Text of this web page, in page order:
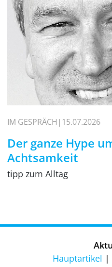
IM GESPRÄCH 15.07.2026
Der ganze Hype
Achtsamkeit
tipp zum Alltag
Hauptartikel